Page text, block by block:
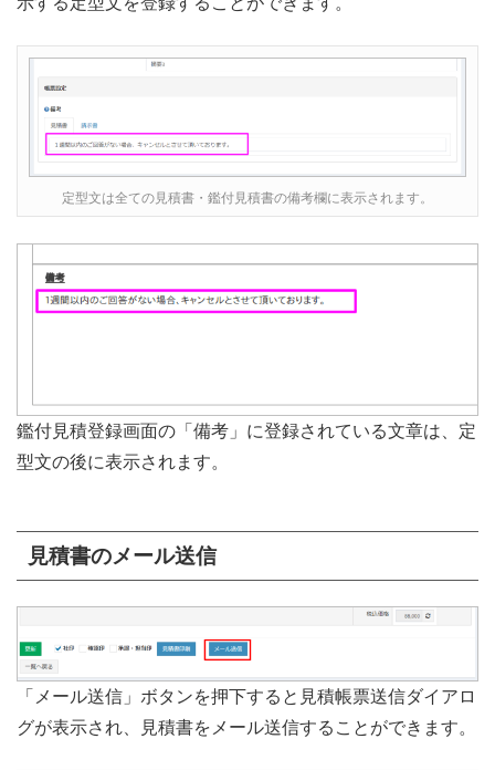
定型文は全ての見積書・鑑付見積書の備考欄に表示されます。
鑑付見積登録画面の「備考」に登録されている文章は、定
型文の後に表示されます。
見積書のメール送信
「メール送信」ボタンを押下すると見積帳票送信ダイアロ
グが表示され、見積書をメール送信することができます。